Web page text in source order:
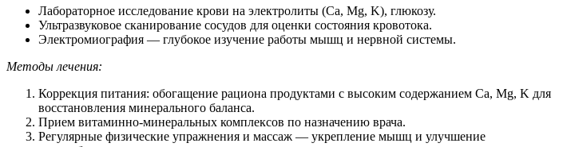
Лабораторное исследование крови на электролиты (Ca, Mg, K), глюкозу.
Ультразвуковое сканирование сосудов для оценки состояния кровотока.
Электромиография — глубокое изучение работы мышц и нервной системы.
Методы лечения:
Коррекция питания: обогащение рациона продуктами с высоким содержанием Ca, Mg, K для
восстановления минерального баланса.
Прием витаминно-минеральных комплексов по назначению врача.
Регулярные физические упражнения и массаж — укрепление мышц и улучшение